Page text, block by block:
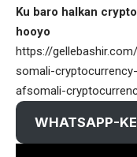
Ku baro halkan
hooyo
https://
somali-
afsomali-
WHATSAPP-